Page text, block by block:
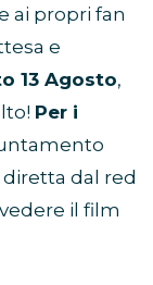
ai propri fan
e
13 Agosto,
Per i
diretta dal red
il film